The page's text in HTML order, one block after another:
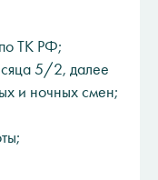
ТК РФ;
5/2, далее
и ночных смен;